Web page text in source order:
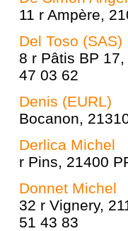
11 r Ampère,
Del Toso (SAS)
8 r Pâtis BP
47 03 62
Denis (EURL)
Bocanon,
Derlica Michel
r Pins, 21400
Donnet Michel
32 r Vignery,
51 43 83